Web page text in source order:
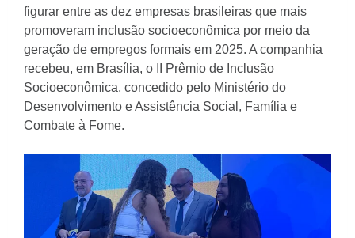
figurar entre as dez empresas brasileiras que mais
promoveram inclusão socioeconômica por meio da
geração de empregos formais em 2025. A companhia
recebeu, em Brasília, o II Prêmio de Inclusão
Socioeconômica, concedido pelo Ministério do
Desenvolvimento e Assistência Social, Família e
Combate à Fome.